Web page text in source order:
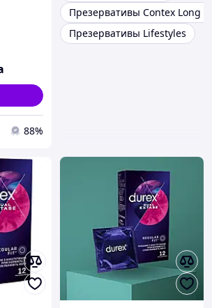
88%
Презервативы Contex Long
Презервативы Lifestyles